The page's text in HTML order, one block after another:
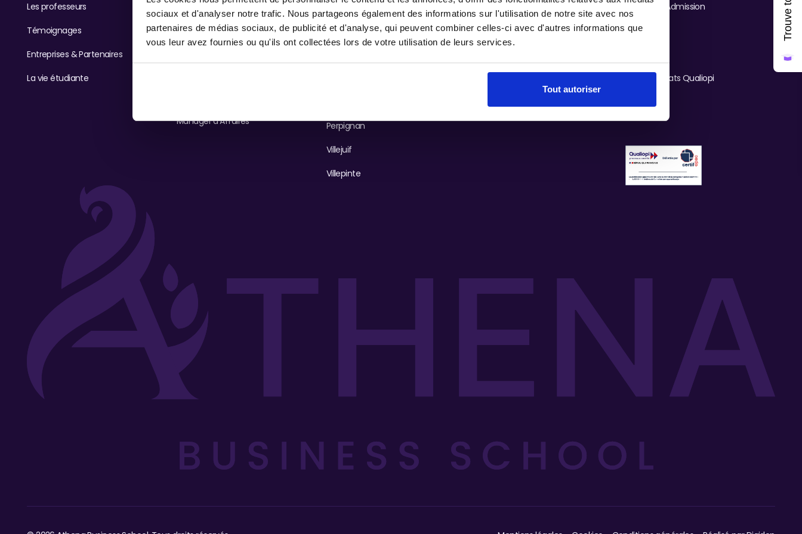
sociaux et d'analyser notre trafic. Nous partageons également des informations sur l'utilisation de notre site avec nos
partenaires de médias sociaux, de publicité et d'analyse, qui peuvent combiner celles-ci avec d'autres informations que
vous leur avez fournies ou qu'ils ont collectées lors de votre utilisation de leurs services.
Tout autoriser
Les professeurs
Témoignages
Entreprises & Partenaires
La vie étudiante
BTS GPME
Commercial
Manager d'Affaires
Lyon
Perpignan
Villejuif
Villepinte
Métiers
Process & Admission
Contact
Nos certificats Qualiopi